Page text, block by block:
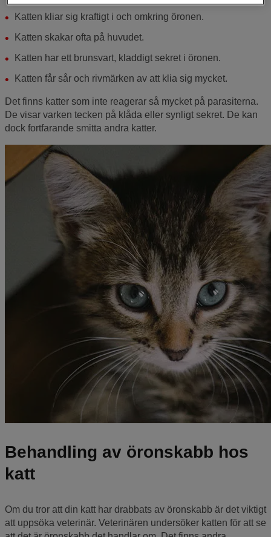
Katten kliar sig kraftigt i och omkring öronen.
Katten skakar ofta på huvudet.
Katten har ett brunsvart, kladdigt sekret i öronen.
Katten får sår och rivmärken av att klia sig mycket.
Det finns katter som inte reagerar så mycket på parasiterna.
De visar varken tecken på klåda eller synligt sekret. De kan
dock fortfarande smitta andra katter.
Behandling av öronskabb hos
katt
Om du tror att din katt har drabbats av öronskabb är det viktigt
att uppsöka veterinär. Veterinären undersöker katten för att se